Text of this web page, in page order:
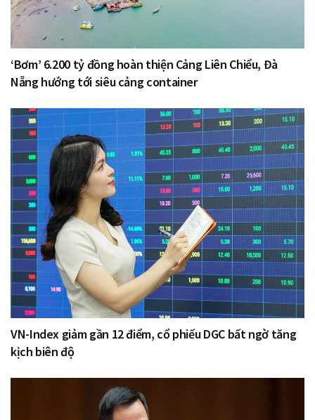
‘Bơm’ 6.200 tỷ đồng hoàn thiện Cảng Liên Chiểu, Đà
Nẵng hướng tới siêu cảng container
VN-Index giảm gần 12 điểm, cổ phiếu DGC bất ngờ tăng
kịch biên độ